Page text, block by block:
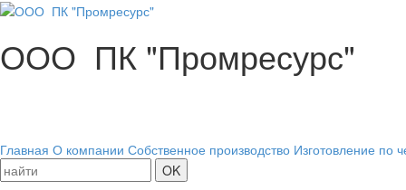
ООО ПК "Промресурс"
Главная О компании Собственное производство Изготовление по